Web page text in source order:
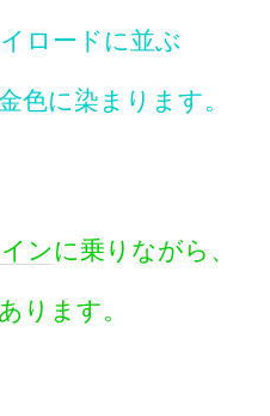
ロードに並ぶ
色に染まります。
ン に乗りながら、
ります。